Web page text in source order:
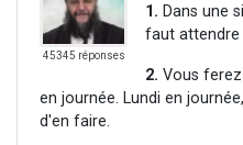
45345 réponses
1. Dans une
faut attendre
2. Vous
en journée. Lundi en
d'en faire.